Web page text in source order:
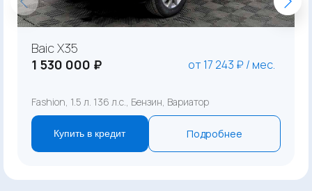
Baic X35
1 530 000 ₽
от 17 243 ₽ / мес.
Fashion, 1.5 л. 136 л.с., Бензин, Вариатор
Купить в кредит Подробнее